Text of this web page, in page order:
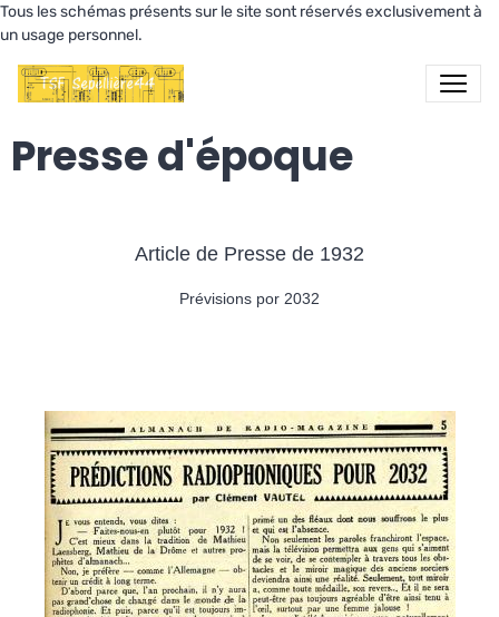
Tous les schémas présents sur le site sont réservés exclusivement à
un usage personnel.
Presse d'époque
Article de Presse de 1932
Prévisions por 2032